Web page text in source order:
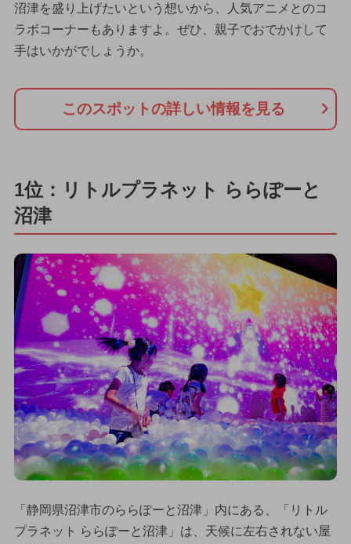
沼津を盛り上げたいという想いから、人気アニメとのコ
ラボコーナーもありますよ。ぜひ、親子でおでかけして
手はいかがでしょうか。
このスポットの詳しい情報を見る
1位：リトルプラネット ららぽーと
沼津
「静岡県沼津市のららぽーと沼津」内にある、「リトル
プラネット ららぽーと沼津」は、天候に左右されない屋